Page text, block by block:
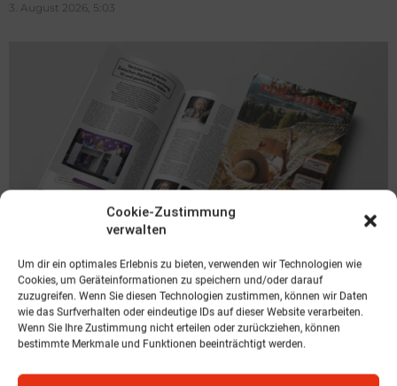
Cookie-Zustimmung
verwalten
Um dir ein optimales Erlebnis zu bieten, verwenden wir Technologien wie
Cookies, um Geräteinformationen zu speichern und/oder darauf
zuzugreifen. Wenn Sie diesen Technologien zustimmen, können wir Daten
wie das Surfverhalten oder eindeutige IDs auf dieser Website verarbeiten.
Wenn Sie Ihre Zustimmung nicht erteilen oder zurückziehen, können
bestimmte Merkmale und Funktionen beeinträchtigt werden.
3. August 2026, 5:03
VERANSTALTUNG
Vertrieb neu gedacht:
Vertrieb im Zentrum